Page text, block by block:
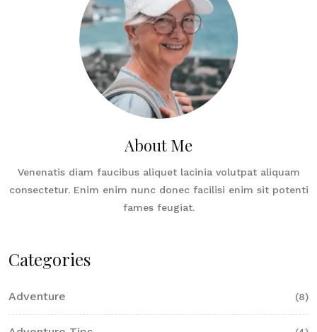
About Me
Venenatis diam faucibus aliquet lacinia volutpat aliquam
consectetur. Enim enim nunc donec facilisi enim sit potenti
fames feugiat.
Categories
Adventure (8)